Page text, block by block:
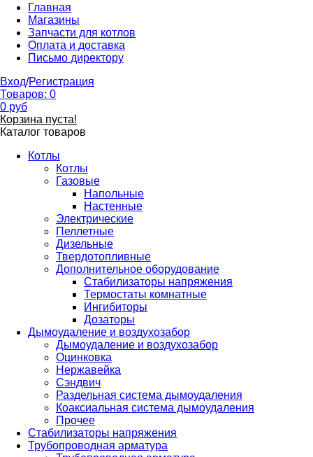
Главная
Магазины
Запчасти для котлов
Оплата и доставка
Письмо директору
Вход/Регистрация
Товаров: 0
0 руб
Корзина пуста!
Каталог товаров
Котлы
Котлы
Газовые
Напольные
Настенные
Электрические
Пеллетные
Дизельные
Твердотопливные
Дополнительное оборудование
Стабилизаторы напряжения
Термостаты комнатные
Ингибиторы
Дозаторы
Дымоудаление и воздухозабор
Дымоудаление и воздухозабор
Оцинковка
Нержавейка
Сэндвич
Раздельная система дымоудаления
Коаксиальная система дымоудаления
Прочее
Стабилизаторы напряжения
Трубопроводная арматура